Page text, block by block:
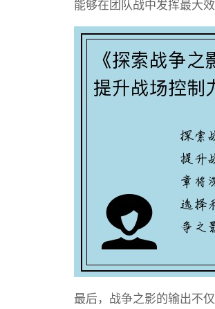
能够在团队战中发挥最大效
最后，战争之影的输出不